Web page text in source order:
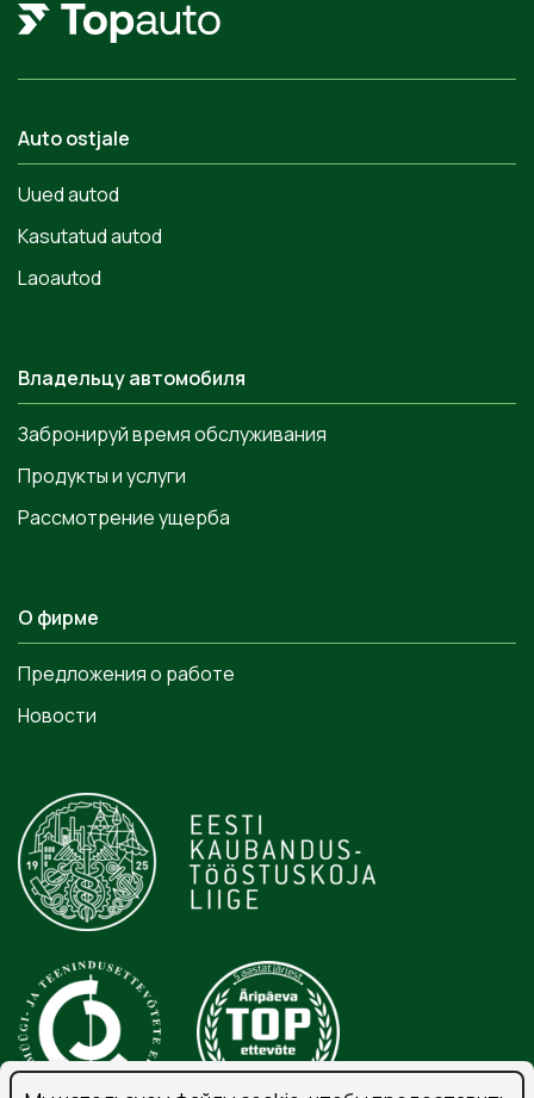
Auto ostjale
Uued autod
Kasutatud autod
Laoautod
Владельцу автомобиля
Забронируй время обслуживания
Продукты и услуги
Рассмотрение ущерба
О фирме
Предложения о работе
Новости